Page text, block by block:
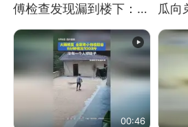
傅检查发现漏到楼下：出
风口未延伸到外墙
瓜向
网
教！
00:46